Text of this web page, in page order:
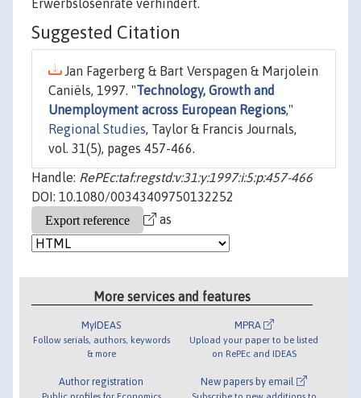
Erwerbslosenrate verhindert.
Suggested Citation
Jan Fagerberg & Bart Verspagen & Marjolein
Caniëls, 1997. "Technology, Growth and
Unemployment across European Regions,"
Regional Studies, Taylor & Francis Journals,
vol. 31(5), pages 457-466.
Handle: RePEc:taf:regstd:v:31:y:1997:i:5:p:457-466
DOI: 10.1080/00343409750132252
as
More services and features
MyIDEAS
Follow serials, authors, keywords
& more
Author registration
Public profiles for Economics
MPRA
Upload your paper to be listed
on RePEc and IDEAS
New papers by email
Subscribe to new additions to